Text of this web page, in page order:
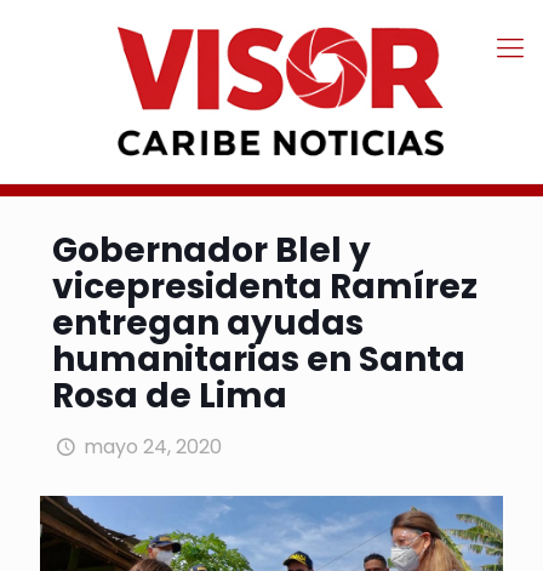
Gobernador Blel y
vicepresidenta Ramírez
entregan ayudas
humanitarias en Santa
Rosa de Lima
mayo 24, 2020